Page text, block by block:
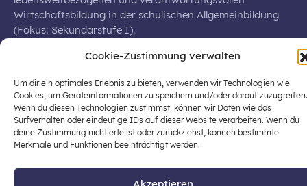
Cookie-Zustimmung verwalten
Um dir ein optimales Erlebnis zu bieten, verwenden wir Technologien wie
Cookies, um Geräteinformationen zu speichern und/oder darauf zuzugreifen.
Wenn du diesen Technologien zustimmst, können wir Daten wie das
Surfverhalten oder eindeutige IDs auf dieser Website verarbeiten. Wenn du
deine Zustimmung nicht erteilst oder zurückziehst, können bestimmte
Merkmale und Funktionen beeinträchtigt werden.
Akzeptieren
Wirtschaftsbildung in der schulischen Allgemeinbildung
(Fokus: Sekundarstufe I).
© 2026 Stiftung für Wirtschaftsbildung
office@stiftung-wirtschaftsbildung.at
Datenschutz
Impressum